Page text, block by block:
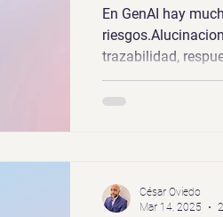
En GenAI hay
trazabilidad,
César Oviedo
Mar 14, 2025